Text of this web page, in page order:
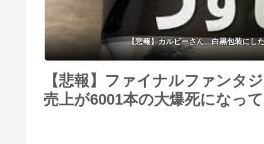
【悲報】カルビーさん、白黒包装にし
【悲報】ファイナルファンタ
売上が6001本の大爆死になっ